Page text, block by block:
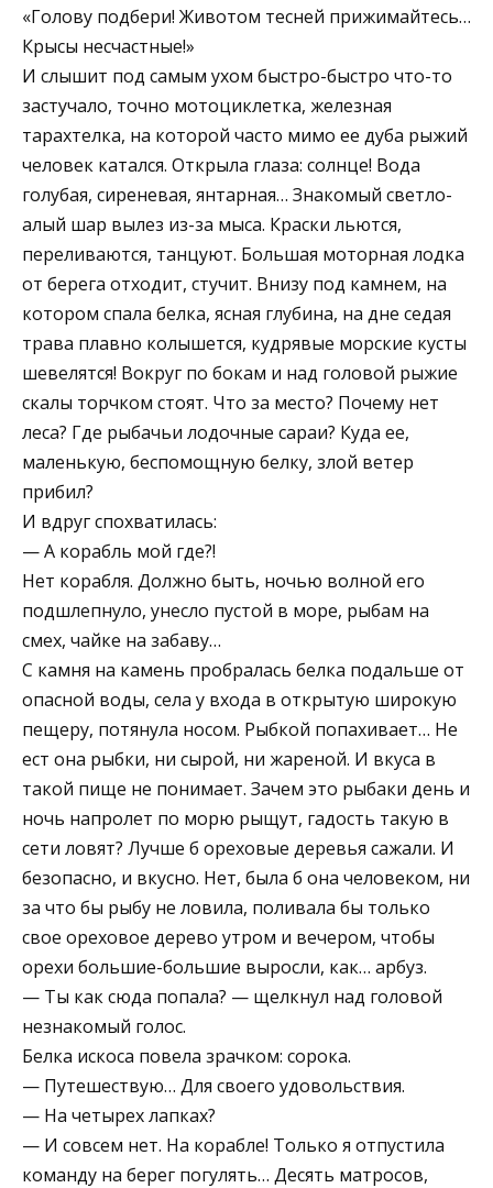
«Голову подбери! Животом тесней прижимайтесь…
Крысы несчастные!»
И слышит под самым ухом быстро-быстро что-то
застучало, точно мотоциклетка, железная
тарахтелка, на которой часто мимо ее дуба рыжий
человек катался. Открыла глаза: солнце! Вода
голубая, сиреневая, янтарная… Знакомый светло-
алый шар вылез из-за мыса. Краски льются,
переливаются, танцуют. Большая моторная лодка
от берега отходит, стучит. Внизу под камнем, на
котором спала белка, ясная глубина, на дне седая
трава плавно колышется, кудрявые морские кусты
шевелятся! Вокруг по бокам и над головой рыжие
скалы торчком стоят. Что за место? Почему нет
леса? Где рыбачьи лодочные сараи? Куда ее,
маленькую, беспомощную белку, злой ветер
прибил?
И вдруг спохватилась:
— А корабль мой где?!
Нет корабля. Должно быть, ночью волной его
подшлепнуло, унесло пустой в море, рыбам на
смех, чайке на забаву…
С камня на камень пробралась белка подальше от
опасной воды, села у входа в открытую широкую
пещеру, потянула носом. Рыбкой попахивает… Не
ест она рыбки, ни сырой, ни жареной. И вкуса в
такой пище не понимает. Зачем это рыбаки день и
ночь напролет по морю рыщут, гадость такую в
сети ловят? Лучше б ореховые деревья сажали. И
безопасно, и вкусно. Нет, была б она человеком, ни
за что бы рыбу не ловила, поливала бы только
свое ореховое дерево утром и вечером, чтобы
орехи большие-большие выросли, как… арбуз.
— Ты как сюда попала? — щелкнул над головой
незнакомый голос.
Белка искоса повела зрачком: сорока.
— Путешествую… Для своего удовольствия.
— На четырех лапках?
— И совсем нет. На корабле! Только я отпустила
команду на берег погулять… Десять матросов,